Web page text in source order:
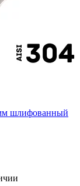
шлифованный